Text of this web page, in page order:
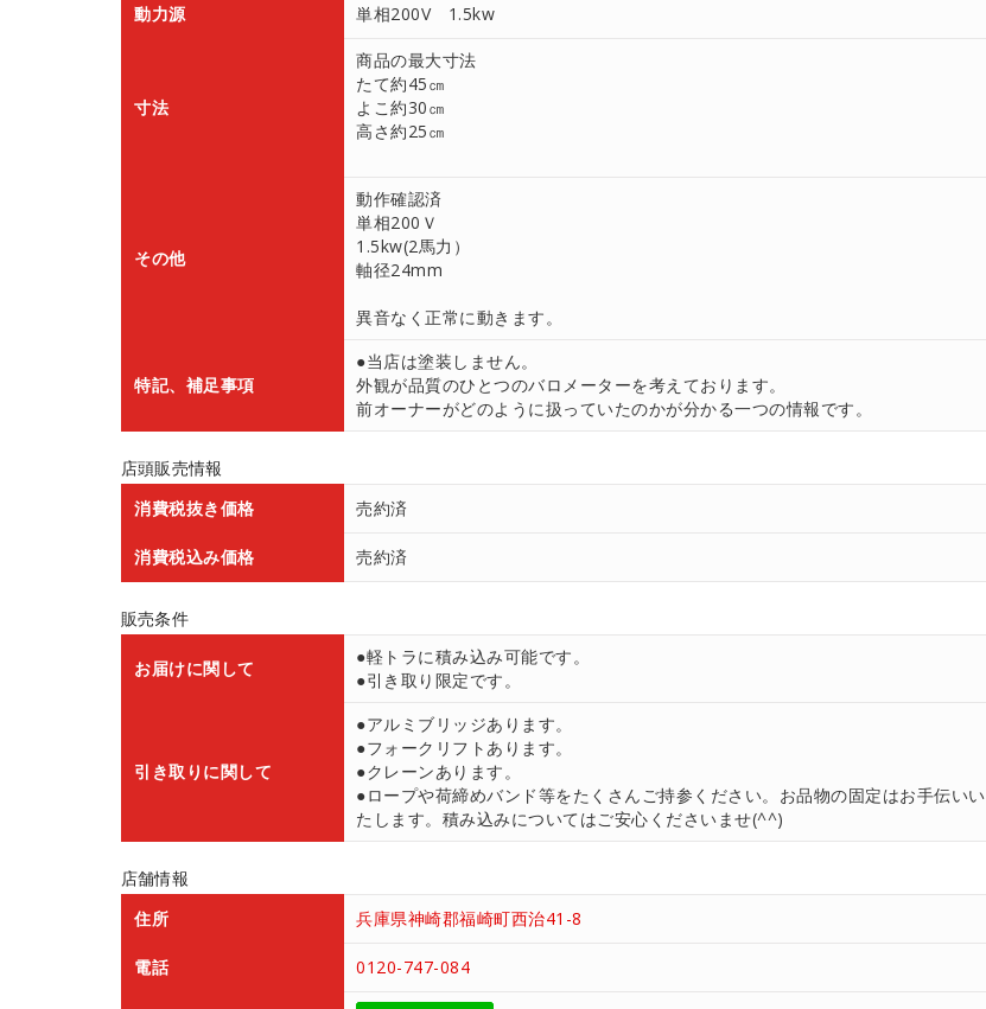
動力源 単相200V 1.5kw
寸法
商品の最大寸法
たて約45㎝
よこ約30㎝
高さ約25㎝
その他
動作確認済
単相200Ｖ
1.5kw(2馬力）
軸径24mm
異音なく正常に動きます。
特記、補足事項
●当店は塗装しません。
外観が品質のひとつのバロメーターを考えております。
前オーナーがどのように扱っていたのかが分かる一つの情報です。
店頭販売情報
消費税抜き価格
売約済
消費税込み価格 売約済
販売条件
お届けに関して
●軽トラに積み込み可能です。
●引き取り限定です。
引き取りに関して
●アルミブリッジあります。
●フォークリフトあります。
●クレーンあります。
●ロープや荷締めバンド等をたくさんご持参ください。お品物の固定はお手伝いい
たします。積み込みについてはご安心くださいませ(^^)
店舗情報
住所
兵庫県神崎郡福崎町西治41-8
電話 0120-747-084